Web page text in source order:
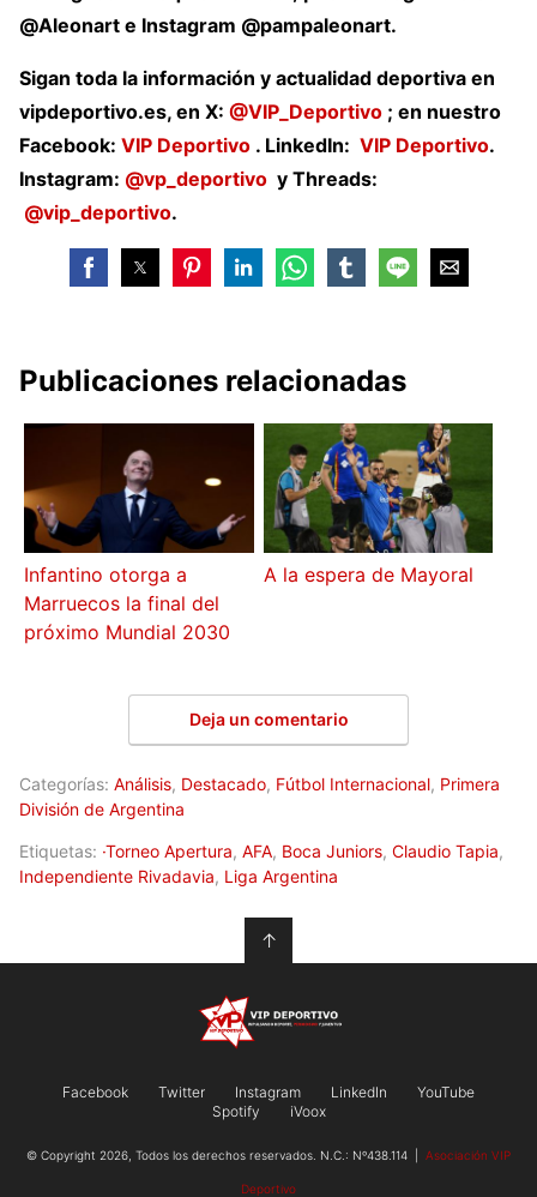
@Aleonart e Instagram @pampaleonart.
Sigan toda la información y actualidad deportiva en
vipdeportivo.es, en X: @VIP_Deportivo ; en nuestro
Facebook: VIP Deportivo . LinkedIn: VIP Deportivo.
Instagram: @vp_deportivo y Threads:
@vip_deportivo.
Publicaciones relacionadas
Infantino otorga a
Marruecos la final del
próximo Mundial 2030
A la espera de Mayoral
Deja un comentario
Categorías: Análisis, Destacado, Fútbol Internacional, Primera
División de Argentina
Etiquetas: ·Torneo Apertura, AFA, Boca Juniors, Claudio Tapia,
Independiente Rivadavia, Liga Argentina
↑
Facebook Twitter Instagram LinkedIn
YouTube
Spotify
iVoox
© Copyright 2026, Todos los derechos reservados. N.C.: Nº438.114 | Asociación VIP
Deportivo